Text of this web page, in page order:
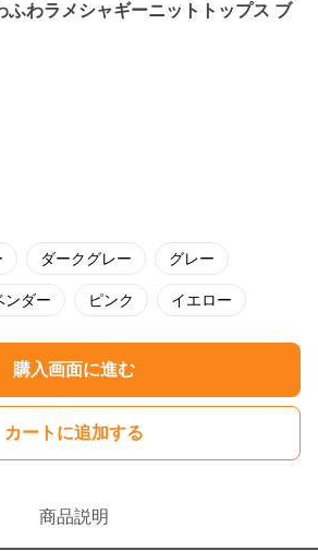
ふわラメシャギーニットトップス ブ
ダークグレー グレー
ンダー ピンク イエロー
購入画面に進む
カートに追加する
商品説明